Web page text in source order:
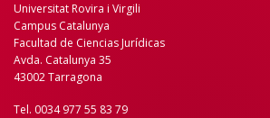
Universitat Rovira i Virgili
Campus Catalunya
Facultad de Ciencias Jurídicas
Avda. Catalunya 35
43002 Tarragona
Tel. 0034 977 55 83 79